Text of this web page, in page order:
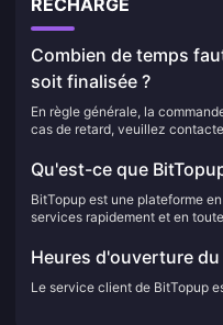
Combien de temps
soit finalisée ?
En règle générale, la
cas de retard, veuillez
Qu'est-ce que
BitTopup est une plateforme
services rapidement et en
Heures d'ouverture
Le service client de BitTopup